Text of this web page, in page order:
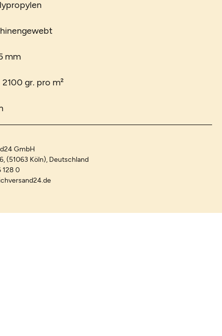
mm
gr. pro m²
GmbH
(51063 Köln), Deutschland
128 0